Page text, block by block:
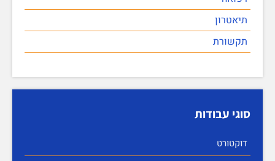
תיאטרון
תקשורת
סוגי עבודות
דוקטורט